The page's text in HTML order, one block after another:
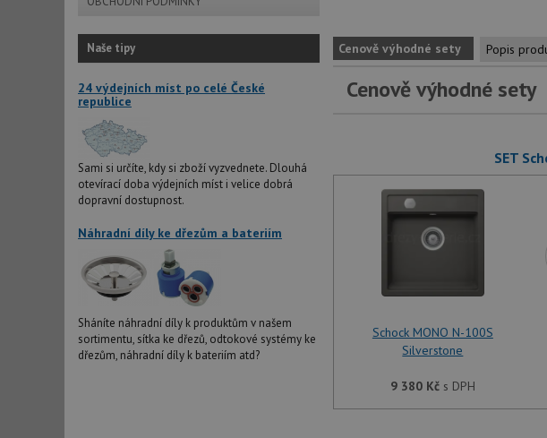
Naše tipy
24 výdejních míst po celé České
republice
Sami si určíte, kdy si zboží vyzvednete. Dlouhá
otevírací doba výdejních míst i velice dobrá
dopravní dostupnost.
Náhradní díly ke dřezům a bateriím
Sháníte náhradní díly k produktům v našem
sortimentu, sítka ke dřezů, odtokové systémy ke
dřezům, náhradní díly k bateriím atd?
Cenově výhodné sety Popis
Cenově výhodné sety
SET
Schock MONO N-100S
Silverstone
9 380 Kčs DPH